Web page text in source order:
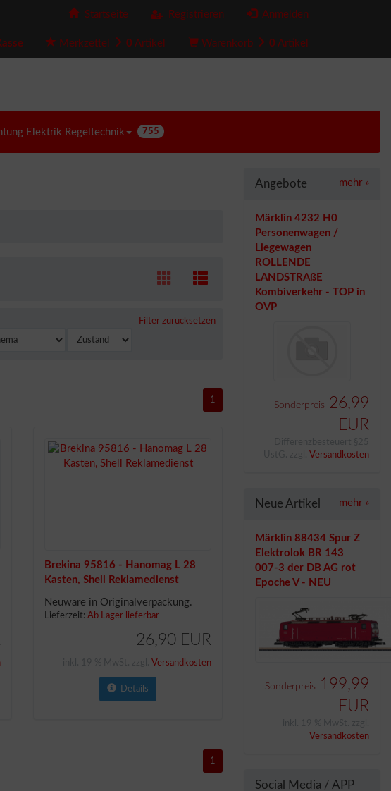
Startseite Registrieren Anmelden
Merkzettel 0 Artikel Warenkorb 0 Artikel
Elektrik Regeltechnik 755
Filter zurücksetzen
1
Brekina 95816 - Hanomag L 28
Kasten, Shell Reklamedienst
Neuware in Originalverpackung.
Lieferzeit:Ab Lager lieferbar
26,90 EUR
Versandkosten
Details
1
Angebote mehr »
Märklin 4232 H0
Personenwagen /
Liegewagen
ROLLENDE
LANDSTRAßE
Kombiverkehr - TOP in
OVP
Sonderpreis
26,99
EUR
Versandkosten
Neue Artikel mehr »
Märklin 88434 Spur Z
Elektrolok BR 143
007-3 der DB AG rot
Epoche V - NEU
Sonderpreis
199,99
EUR
Versandkosten
Social Media / APP